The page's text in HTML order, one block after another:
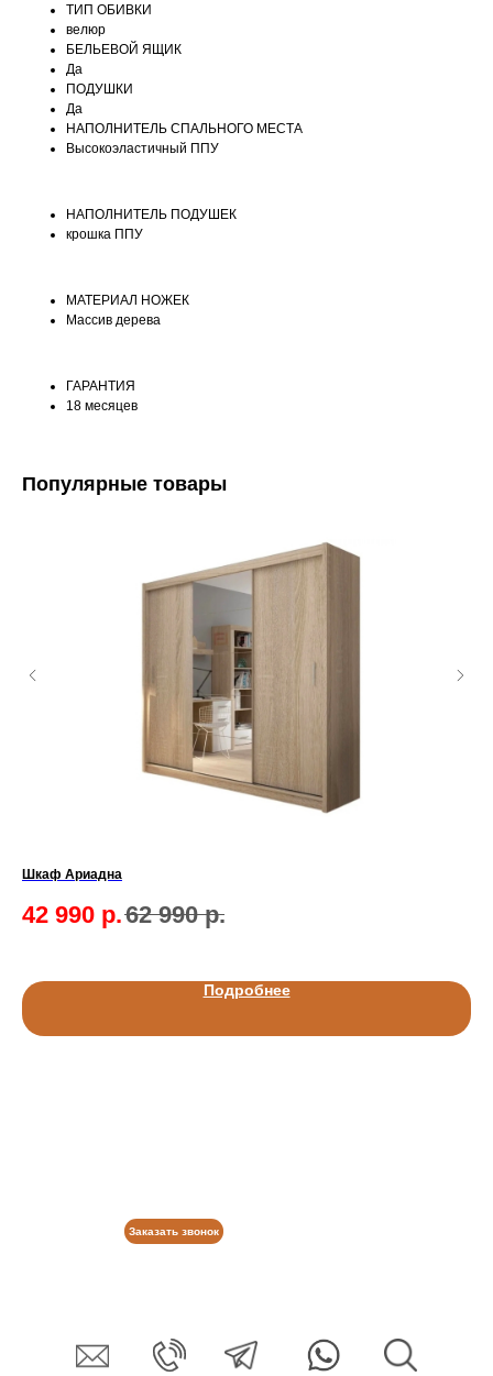
ТИП ОБИВКИ
велюр
БЕЛЬЕВОЙ ЯЩИК
Да
ПОДУШКИ
Да
НАПОЛНИТЕЛЬ СПАЛЬНОГО МЕСТА
Высокоэластичный ППУ
НАПОЛНИТЕЛЬ ПОДУШЕК
крошка ППУ
МАТЕРИАЛ НОЖЕК
Массив дерева
ГАРАНТИЯ
18 месяцев
Популярные товары
Шкаф Ариадна
42 990 р.62 990 р.
Подробнее
Заказать звонок